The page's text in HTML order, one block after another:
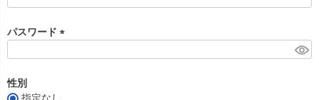
)
パスワード
性別